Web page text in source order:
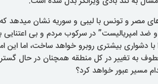
مصر و تونس با لیبی و سوریه نشان
ضد امپریالیست” در سرکوب مردم و بی
دشواری بیشتری روبرو خواهد ساخت، اما این
معطوف به تغییر در کل منطقه همچنان در
مسیر عبور خواهد کرد؟